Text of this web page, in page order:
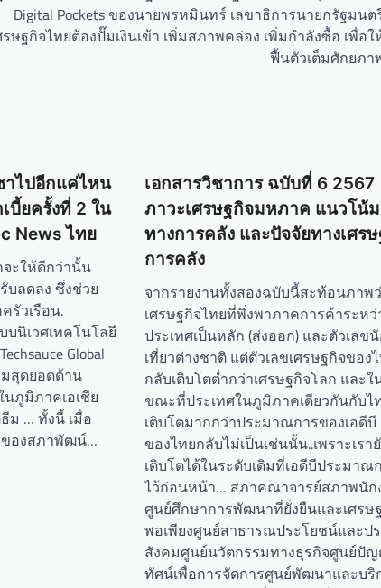
Digital Pockets ของนายพรหมินทร์ เลขาธิการนายกรัฐมนต
รษฐกิจไทยต้องปั๊มเงินเข้า เพิ่มสภาพคล่อง เพิ่มกำลังซื้อ เพื่อใ
ฟื้นตัวเต็มศักยภา
าไปอีกแค่ไหน
บี้ยครั้งที่ 2 ใน
News ไทย
ะให้ดีกว่านั้น
บลดลง ซึ่งช่วย
รัวเรือน.
บนิเวศเทคโนโลยี
Global
มสุดยอดด้าน
ภูมิภาคเอเชีย
ม … ทั้งนี้ เมื่อ
ของสภาพัฒน์…
เอกสารวิชาการ ฉบับที่ 6 2567
ภาวะเศรษฐกิจมหภาค แนวโน้ม
ทางการคลัง และปัจจัยทางเศร
การคลัง
จากรายงานทั้งสองฉบับนี้สะท้อนภาพ
เศรษฐกิจไทยที่พึ่งพาภาคการค้าระหว่
ประเทศเป็นหลัก (ส่งออก) และตัวเลข
เที่ยวต่างชาติ แต่ตัวเลขเศรษฐกิจของ
กลับเติบโตต่ำกว่าเศรษฐกิจโลก และใ
ขณะที่ประเทศในภูมิภาคเดียวกันกับไ
เติบโตมากกว่าประมาณการของเอดีบี
ของไทยกลับไม่เป็นเช่นนั้น..เพราะเรา
เติบโตได้ในระดับเดิมที่เอดีบีประมา
ไว้ก่อนหน้า… สภาคณาจารย์สภาพนัก
ศูนย์ศึกษาการพัฒนาที่ยั่งยืนและเศรษ
พอเพียงศูนย์สาธารณประโยชน์และป
สังคมศูนย์นวัตกรรมทางธุรกิจศูนย์ปั
ทัศน์เพื่อการจัดการศูนย์พัฒนาและบริ